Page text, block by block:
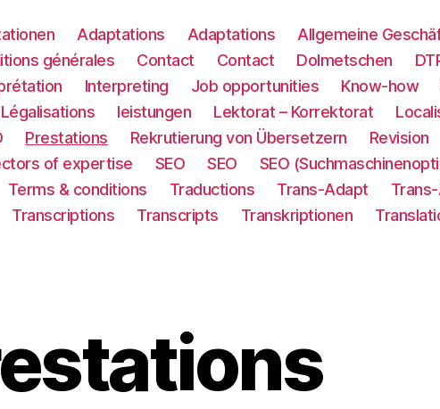
Adaptations Adaptations
Allgemeine
générales Contact Contact Dolmetschen
Interpreting Job opportunities Know-how
Légalisations leistungen Lektorat – Korrektorat
Prestations Rekrutierung von Übersetzern Revision
of expertise SEO SEO SEO
Terms & conditions Traductions Trans-Adapt
Transcriptions
Transcripts Transkriptionen